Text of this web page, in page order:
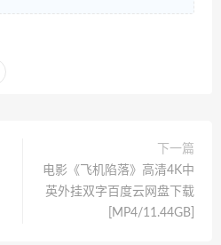
下一篇
电影《飞机陷落》高清4K中
英外挂双字百度云网盘下载
[MP4/11.44GB]